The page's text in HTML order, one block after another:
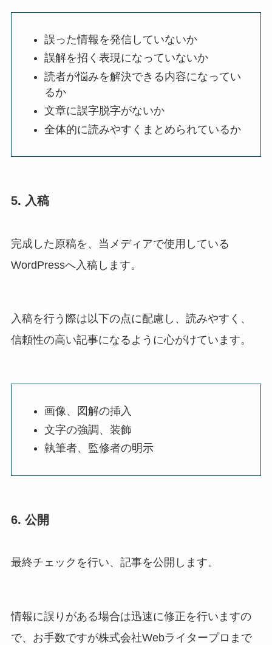
誤った情報を発信していないか
誤解を招く表現になっていないか
読者が悩みを解決できる内容になってい
るか
文章に誤字脱字がないか
全体的に読みやすくまとめられているか
5. 入稿
完成した原稿を、当メディアで使用している
WordPressへ入稿します。
入稿を行う際は以下の点に配慮し、読みやすく、
信頼性の高い記事になるように心がけています。
画像、図解の挿入
文字の強調、装飾
執筆者、監修者の明示
6. 公開
最終チェックを行い、記事を公開します。
情報に誤りがある場合は迅速に修正を行いますの
で、お手数ですが株式会社Webライタープロまで